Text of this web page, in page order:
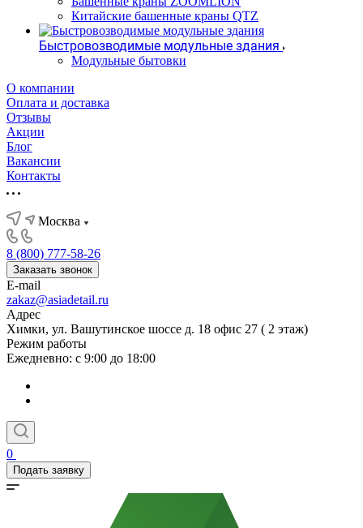
Китайские башенные краны QTZ
Быстровозводимые модульные здания
Модульные бытовки
О компании
Оплата и доставка
Отзывы
Акции
Блог
Вакансии
Контакты
Москва
8 (800) 777-58-26
Заказать звонок
E-mail
zakaz@asiadetail.ru
Адрес
Химки, ул. Вашутинское шоссе д. 18 офис 27 ( 2 этаж)
Режим работы
Ежедневно: с 9:00 до 18:00
0
Подать заявку